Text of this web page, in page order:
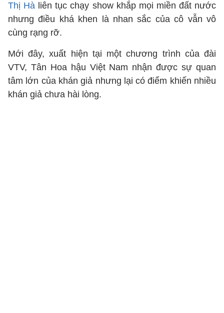
Thị Hà liên tục chạy show khắp mọi miền đất nước
nhưng điều khá khen là nhan sắc của cô vẫn vô
cùng rạng rỡ.
Mới đây, xuất hiện tại một chương trình của đài
VTV, Tân Hoa hậu Việt Nam nhận được sự quan
tâm lớn của khán giả nhưng lại có điểm khiến nhiều
khán giả chưa hài lòng.